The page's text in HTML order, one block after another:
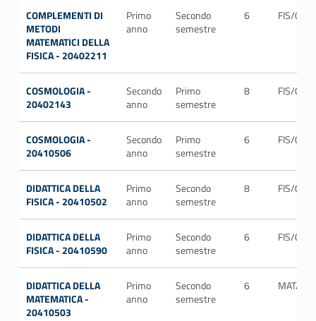
COMPLEMENTI DI
METODI
MATEMATICI DELLA
FISICA - 20402211
Primo
anno
Secondo
semestre
6 FIS/02
COSMOLOGIA -
20402143
Secondo
anno
Primo
semestre
8 FIS/05
COSMOLOGIA -
20410506
Secondo
anno
Primo
semestre
6 FIS/05
DIDATTICA DELLA
FISICA - 20410502
Primo
anno
Secondo
semestre
8 FIS/08
DIDATTICA DELLA
FISICA - 20410590
Primo
anno
Secondo
semestre
6 FIS/08
DIDATTICA DELLA
MATEMATICA -
20410503
Primo
anno
Secondo
semestre
6 MAT/04